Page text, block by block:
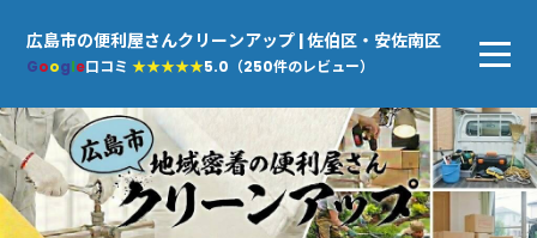
広島市の便利屋さんクリーンアップ | 佐伯区・安佐南区
Google口コミ★★★★★5.0（250件のレビュー）